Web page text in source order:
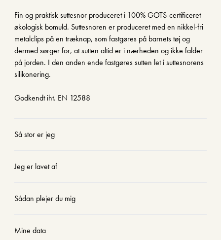
Fin og praktisk suttesnor produceret i 100% GOTS-certificeret
økologisk bomuld. Suttesnoren er produceret med en nikkel-fri
metalclips på en træknap, som fastgøres på barnets tøj og
dermed sørger for, at sutten altid er i nærheden og ikke falder
på jorden. I den anden ende fastgøres sutten let i suttesnorens
silikonering.
Godkendt iht. EN 12588
Så stor er jeg
Jeg er lavet af
Sådan plejer du mig
Mine data